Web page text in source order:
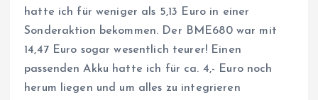
hatte ich für weniger als 5,13 Euro in einer
Sonderaktion bekommen. Der BME680 war mit
14,47 Euro sogar wesentlich teurer! Einen
passenden Akku hatte ich für ca. 4,- Euro noch
herum liegen und um alles zu integrieren